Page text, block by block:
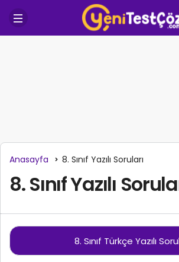
Anasayfa 8. Sınıf Yazılı Soruları
8. Sınıf Yazılı
8. Sınıf Türkçe Yazılı